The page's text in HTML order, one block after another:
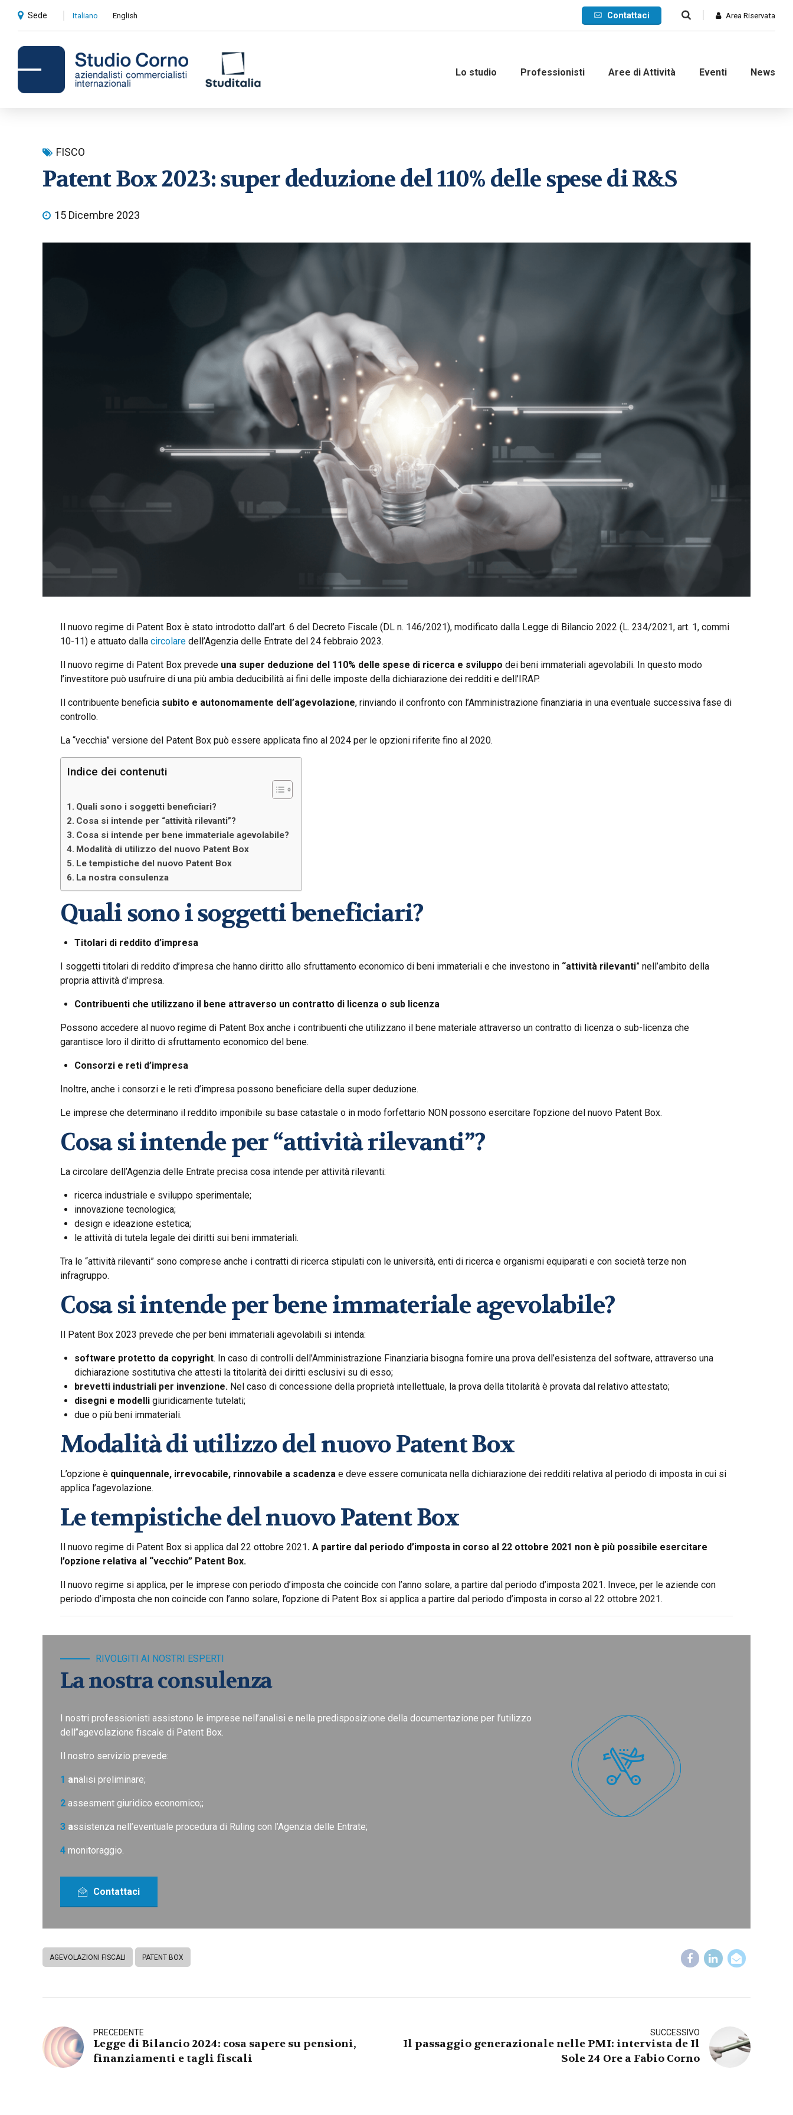
Sede Italiano English Contattaci Area Riservata
Lo studio Professionisti Aree di Attività
Compliance societaria e fiscale
Revisioni contabili
Organizzazione e gestione del
personale
Consulenza fiscale Internazionale
Eventi News
FISCO
Patent Box 2023: super deduzione del 110% delle spese di R&S
15 Dicembre 2023
Il nuovo regime di Patent Box è stato introdotto dall’art. 6 del Decreto Fiscale (DL n. 146/2021), modificato dalla Legge di Bilancio 2022 (L. 234/2021, art. 1, commi
10-11) e attuato dalla circolare dell’Agenzia delle Entrate del 24 febbraio 2023.
Il nuovo regime di Patent Box prevede una super deduzione del 110% delle spese di ricerca e sviluppo dei beni immateriali agevolabili. In questo modo
l’investitore può usufruire di una più ambia deducibilità ai fini delle imposte della dichiarazione dei redditi e dell’IRAP.
Il contribuente beneficia subito e autonomamente dell’agevolazione, rinviando il confronto con l’Amministrazione finanziaria in una eventuale successiva fase di
controllo.
La “vecchia” versione del Patent Box può essere applicata fino al 2024 per le opzioni riferite fino al 2020.
Indice dei contenuti
Quali sono i soggetti beneficiari?
Cosa si intende per “attività rilevanti”?
Cosa si intende per bene immateriale agevolabile?
Modalità di utilizzo del nuovo Patent Box
Le tempistiche del nuovo Patent Box
La nostra consulenza
Quali sono i soggetti beneficiari?
Titolari di reddito d’impresa
I soggetti titolari di reddito d’impresa che hanno diritto allo sfruttamento economico di beni immateriali e che investono in “attività rilevanti” nell’ambito della
propria attività d’impresa.
Contribuenti che utilizzano il bene attraverso un contratto di licenza o sub licenza
Possono accedere al nuovo regime di Patent Box anche i contribuenti che utilizzano il bene materiale attraverso un contratto di licenza o sub-licenza che
garantisce loro il diritto di sfruttamento economico del bene.
Consorzi e reti d’impresa
Inoltre, anche i consorzi e le reti d’impresa possono beneficiare della super deduzione.
Le imprese che determinano il reddito imponibile su base catastale o in modo forfettario NON possono esercitare l’opzione del nuovo Patent Box.
Cosa si intende per “attività rilevanti”?
La circolare dell’Agenzia delle Entrate precisa cosa intende per attività rilevanti:
ricerca industriale e sviluppo sperimentale;
innovazione tecnologica;
design e ideazione estetica;
le attività di tutela legale dei diritti sui beni immateriali.
Tra le “attività rilevanti” sono comprese anche i contratti di ricerca stipulati con le università, enti di ricerca e organismi equiparati e con società terze non
infragruppo.
Cosa si intende per bene immateriale agevolabile?
Il Patent Box 2023 prevede che per beni immateriali agevolabili si intenda:
software protetto da copyright. In caso di controlli dell’Amministrazione Finanziaria bisogna fornire una prova dell’esistenza del software, attraverso una
dichiarazione sostitutiva che attesti la titolarità dei diritti esclusivi su di esso;
brevetti industriali per invenzione. Nel caso di concessione della proprietà intellettuale, la prova della titolarità è provata dal relativo attestato;
disegni e modelli giuridicamente tutelati;
due o più beni immateriali.
Modalità di utilizzo del nuovo Patent Box
L’opzione è quinquennale, irrevocabile, rinnovabile a scadenza e deve essere comunicata nella dichiarazione dei redditi relativa al periodo di imposta in cui si
applica l’agevolazione.
Le tempistiche del nuovo Patent Box
Il nuovo regime di Patent Box si applica dal 22 ottobre 2021 . A partire dal periodo d’imposta in corso al 22 ottobre 2021 non è più possibile esercitare
l’opzione relativa al “vecchio” Patent Box.
Il nuovo regime si applica, per le imprese con periodo d’imposta che coincide con l’anno solare, a partire dal periodo d’imposta 2021. Invece, per le aziende con
periodo d’imposta che non coincide con l’anno solare, l’opzione di Patent Box si applica a partire dal periodo d’imposta in corso al 22 ottobre 2021.
RIVOLGITI AI NOSTRI ESPERTI
La nostra consulenza
I nostri professionisti assistono le imprese nell’analisi e nella predisposizione della documentazione per l’utilizzo
dell’’agevolazione fiscale di Patent Box.
Il nostro servizio prevede:
1 analisi preliminare;
2 assesment giuridico economico;;
3 assistenza nell’eventuale procedura di Ruling con l’Agenzia delle Entrate;
4 monitoraggio.
Contattaci
AGEVOLAZIONI FISCALI PATENT BOX
PRECEDENTE
Legge di Bilancio 2024: cosa sapere su pensioni,
finanziamenti e tagli fiscali
SUCCESSIVO
Il passaggio generazionale nelle PMI: intervista de Il
Sole 24 Ore a Fabio Corno